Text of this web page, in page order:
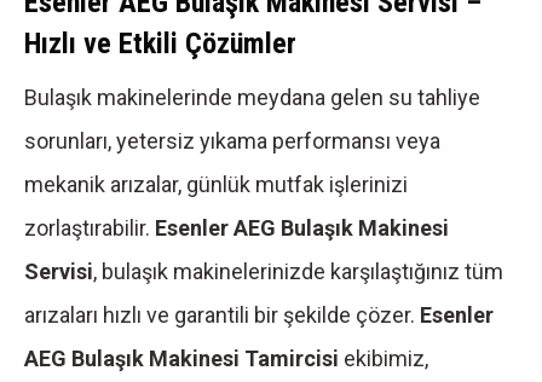
Hızlı ve Etkili Çözümler
Bulaşık makinelerinde meydana gelen su tahliye
sorunları, yetersiz yıkama performansı veya
mekanik arızalar, günlük mutfak işlerinizi
zorlaştırabilir. Esenler AEG Bulaşık Makinesi
Servisi, bulaşık makinelerinizde karşılaştığınız tüm
arızaları hızlı ve garantili bir şekilde çözer. Esenler
AEG Bulaşık Makinesi Tamircisi ekibimiz,